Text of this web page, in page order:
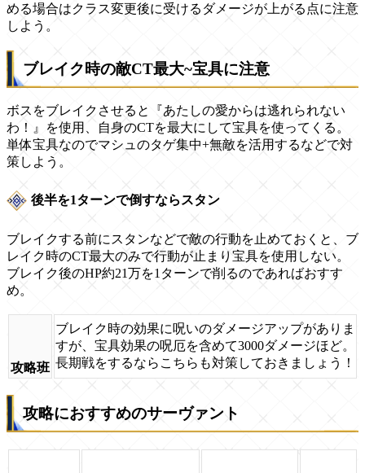
める場合はクラス変更後に受けるダメージが上がる点に注意
しよう。
ブレイク時の敵CT最大~宝具に注意
ボスをブレイクさせると『あたしの愛からは逃れられない
わ！』を使用、自身のCTを最大にして宝具を使ってくる。
単体宝具なのでマシュのタゲ集中+無敵を活用するなどで対
策しよう。
後半を1ターンで倒すならスタン
ブレイクする前にスタンなどで敵の行動を止めておくと、ブ
レイク時のCT最大のみで行動が止まり宝具を使用しない。
ブレイク後のHP約21万を1ターンで削るのであればおすす
め。
攻略班
ブレイク時の効果に呪いのダメージアップがありま
すが、宝具効果の呪厄を含めて3000ダメージほど。
長期戦をするならこちらも対策しておきましょう！
攻略におすすめのサーヴァント